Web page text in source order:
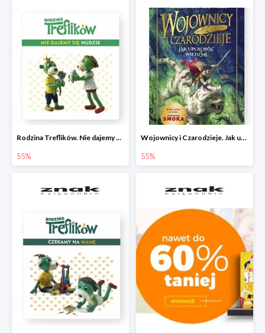
Rodzina Treflików. Nie dajemy się nudzie!
55%
Wojownicy i Czarodzieje. Jak upolować wiedźmę
55%